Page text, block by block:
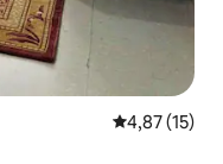
4,87 de uma
4,87 (15)